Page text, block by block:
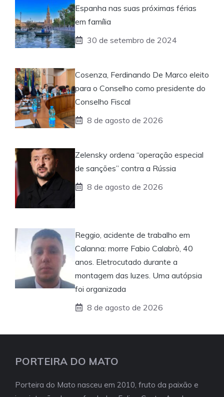
Espanha nas suas próximas férias
em família
30 de setembro de 2024
Cosenza, Ferdinando De Marco eleito
para o Conselho como presidente do
Conselho Fiscal
8 de agosto de 2026
Zelensky ordena “operação especial
de sanções” contra a Rússia
8 de agosto de 2026
Reggio, acidente de trabalho em
Calanna: morre Fabio Calabrò, 40
anos. Eletrocutado durante a
montagem das luzes. Uma autópsia
foi organizada
8 de agosto de 2026
PORTEIRA DO MATO
Porteira do Mato nasceu em 2010, fruto da paixão e